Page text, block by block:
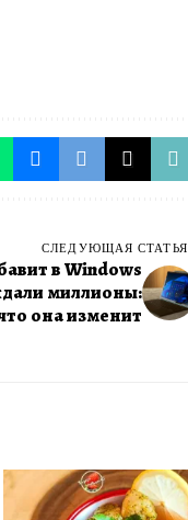
СЛЕДУЮЩАЯ СТАТЬЯ
в Windows
миллионы:
она изменит